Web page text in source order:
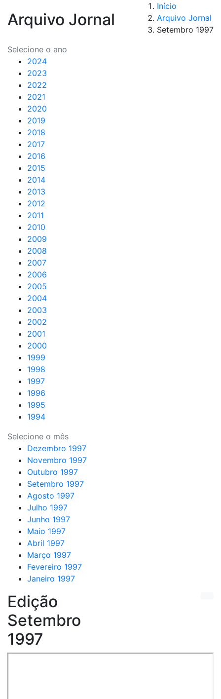
Arquivo Jornal
Início
Arquivo Jornal
Setembro 1997
Selecione o ano
2024
2023
2022
2021
2020
2019
2018
2017
2016
2015
2014
2013
2012
2011
2010
2009
2008
2007
2006
2005
2004
2003
2002
2001
2000
1999
1998
1997
1996
1995
1994
Selecione o mês
Dezembro 1997
Novembro 1997
Outubro 1997
Setembro 1997
Agosto 1997
Julho 1997
Junho 1997
Maio 1997
Abril 1997
Março 1997
Fevereiro 1997
Janeiro 1997
Edição
Setembro
1997